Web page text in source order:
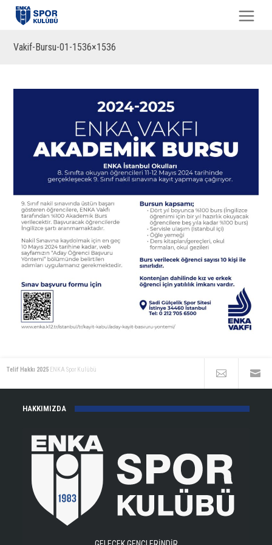
Vakif-Bursu-01-1536×1536
Telif Hakkı 2025 ENKA Spor Kulübü
HAKKIMIZDA